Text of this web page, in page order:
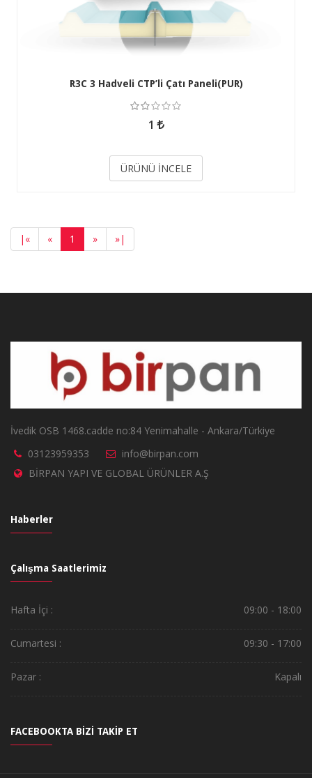
R3C 3 Hadveli CTP’li Çatı Paneli(PUR)
1
ÜRÜNÜ İNCELE
| « « 1 » »|
İvedik OSB 1468.cadde no:84 Yenimahalle - Ankara/Türkiye
03123959353
info@birpan.com
BİRPAN YAPI VE GLOBAL ÜRÜNLER A.Ş
Haberler
Çalışma Saatlerimiz
Hafta İçi : 09:00 - 18:00
Cumartesi : 09:30 - 17:00
Pazar : Kapalı
FACEBOOKTA BİZİ TAKİP ET